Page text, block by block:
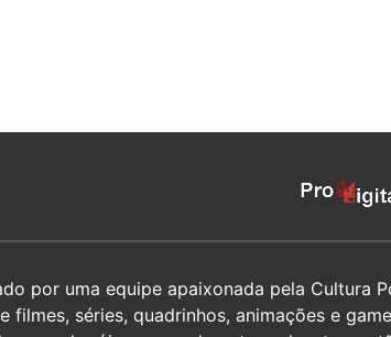
por uma equipe apaixonada pela Cultura
filmes, séries, quadrinhos, animações e